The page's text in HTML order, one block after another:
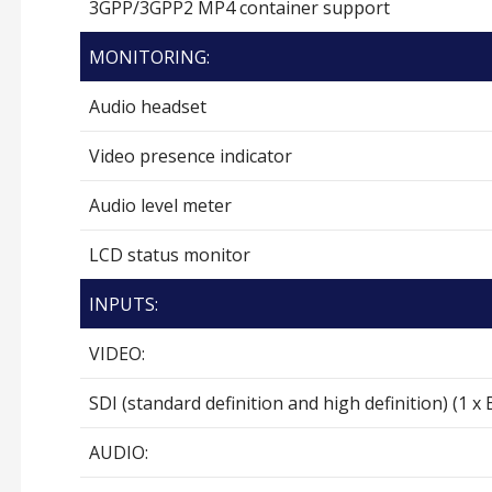
3GPP/3GPP2 MP4 container support
MONITORING:
Audio headset
Video presence indicator
Audio level meter
LCD status monitor
INPUTS:
VIDEO:
SDI (standard definition and high definition) (1 x
AUDIO: